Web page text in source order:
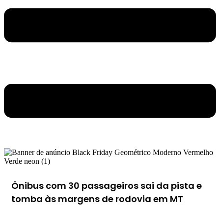
Ônibus com 30 passageiros sai da pista e
tomba às margens de rodovia em MT